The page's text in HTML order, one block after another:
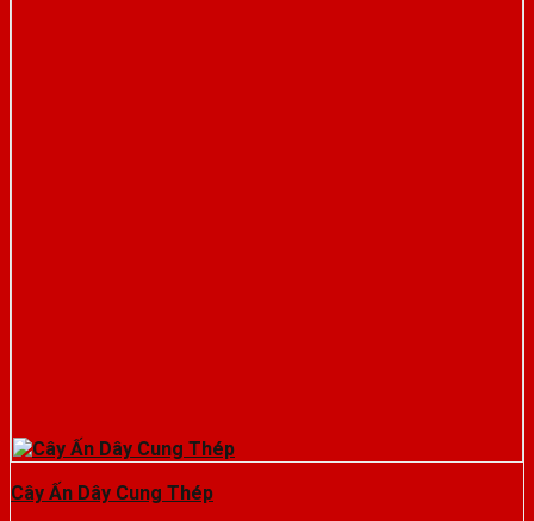
Cây Ấn Dây Cung Thép